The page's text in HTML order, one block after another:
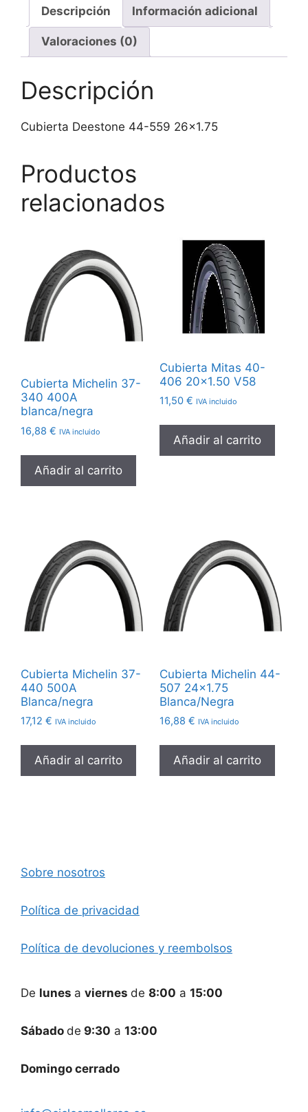
Descripción Información adicional
Valoraciones (0)
Descripción
Cubierta Deestone 44-559 26×1.75
Productos
relacionados
Cubierta Michelin 37-
340 400A
blanca/negra
16,88 € IVA incluido
Añadir al carrito
Cubierta Mitas 40-
406 20×1.50 V58
11,50 € IVA incluido
Añadir al carrito
Cubierta Michelin 37-
440 500A
Blanca/negra
17,12 € IVA incluido
Añadir al carrito
Cubierta Michelin 44-
507 24×1.75
Blanca/Negra
16,88 € IVA incluido
Añadir al carrito
Sobre nosotros
Política de privacidad
Política de devoluciones y reembolsos
De lunes a viernes de 8:00 a 15:00
Sábado de 9:30 a 13:00
Domingo cerrado